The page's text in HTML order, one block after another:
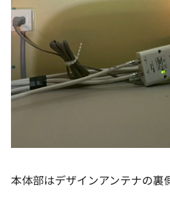
本体部はデザインアンテナの裏